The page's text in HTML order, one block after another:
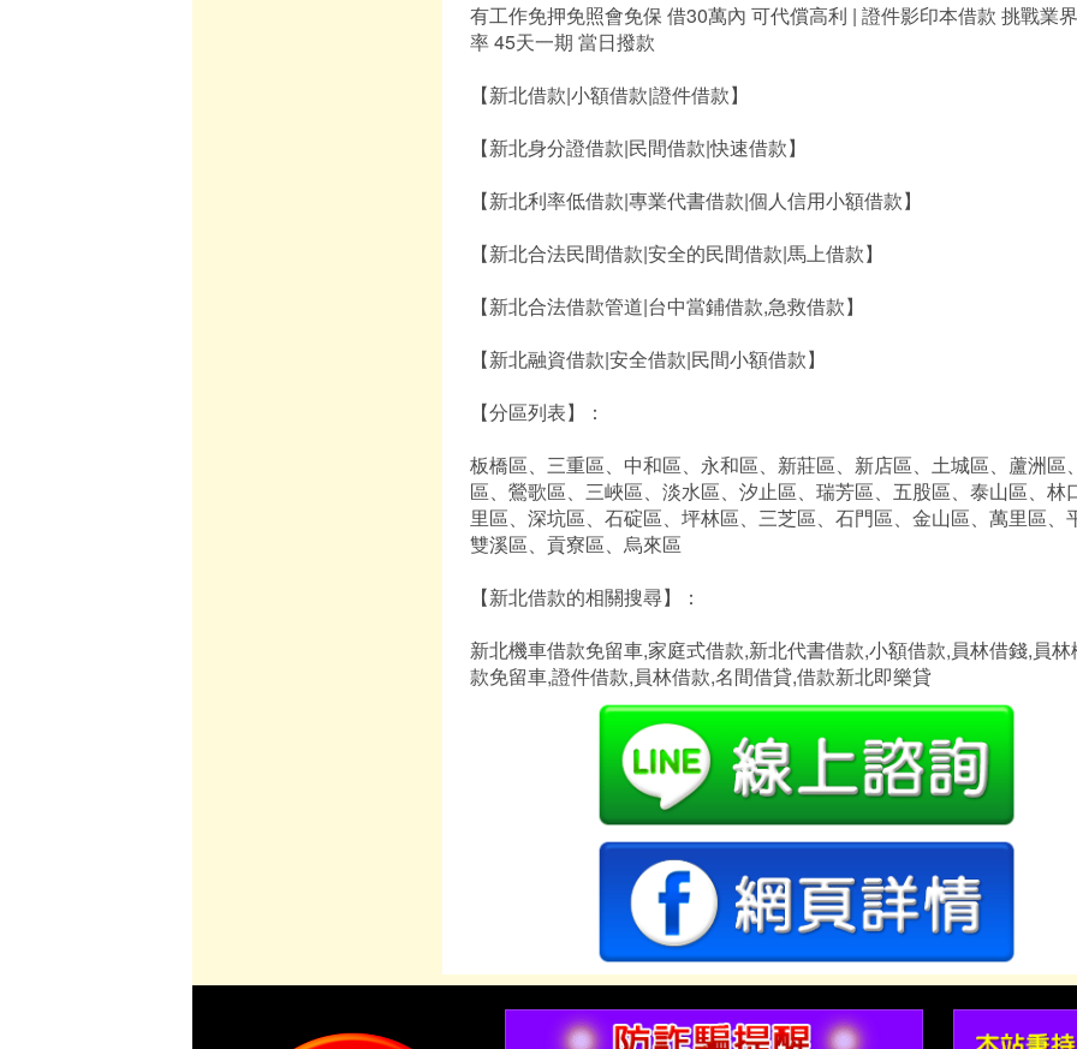
有工作免押免照會免保 借30萬內 可代償高利 | 證件影印本借款 挑戰業
率 45天一期 當日撥款
【新北借款|小額借款|證件借款】
【新北身分證借款|民間借款|快速借款】
【新北利率低借款|專業代書借款|個人信用小額借款】
【新北合法民間借款|安全的民間借款|馬上借款】
【新北合法借款管道|台中當鋪借款,急救借款】
【新北融資借款|安全借款|民間小額借款】
【分區列表】：
板橋區、三重區、中和區、永和區、新莊區、新店區、土城區、蘆洲區
區、鶯歌區、三峽區、淡水區、汐止區、瑞芳區、五股區、泰山區、林
里區、深坑區、石碇區、坪林區、三芝區、石門區、金山區、萬里區、
雙溪區、貢寮區、烏來區
【新北借款的相關搜尋】：
新北機車借款免留車,家庭式借款,新北代書借款,小額借款,員林借錢,員
款免留車,證件借款,員林借款,名間借貸,借款新北即樂貸